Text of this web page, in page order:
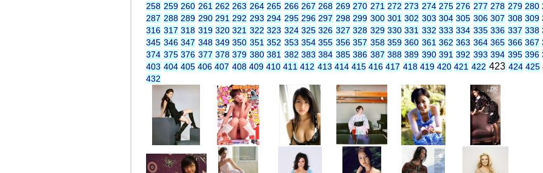
258 259 260 261 262 263 264 265 266 267 268 269 270 271 272 273 274 275 276 277 278 279 280
287 288 289 290 291 292 293 294 295 296 297 298 299 300 301 302 303 304 305 306 307 308 309
316 317 318 319 320 321 322 323 324 325 326 327 328 329 330 331 332 333 334 335 336 337 338
345 346 347 348 349 350 351 352 353 354 355 356 357 358 359 360 361 362 363 364 365 366 367
374 375 376 377 378 379 380 381 382 383 384 385 386 387 388 389 390 391 392 393 394 395 396
403 404 405 406 407 408 409 410 411 412 413 414 415 416 417 418 419 420 421 422 423 424 425
432